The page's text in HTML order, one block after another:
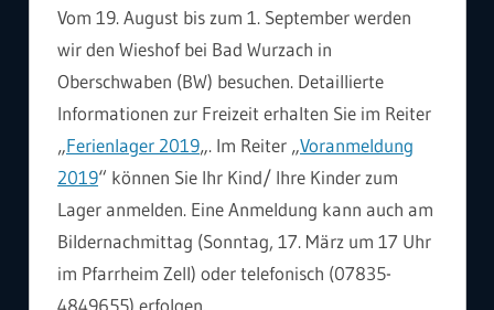
Vom 19. August bis zum 1. September werden
wir den Wieshof bei Bad Wurzach in
Oberschwaben (BW) besuchen. Detaillierte
Informationen zur Freizeit erhalten Sie im Reiter
„Ferienlager 2019„. Im Reiter „Voranmeldung
2019“ können Sie Ihr Kind/ Ihre Kinder zum
Lager anmelden. Eine Anmeldung kann auch am
Bildernachmittag (Sonntag, 17. März um 17 Uhr
im Pfarrheim Zell) oder telefonisch (07835-
4849655) erfolgen.